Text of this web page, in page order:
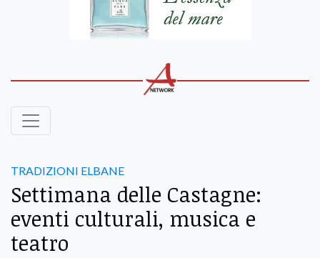
TRADIZIONI ELBANE
Settimana delle Castagne:
eventi culturali, musica e
teatro